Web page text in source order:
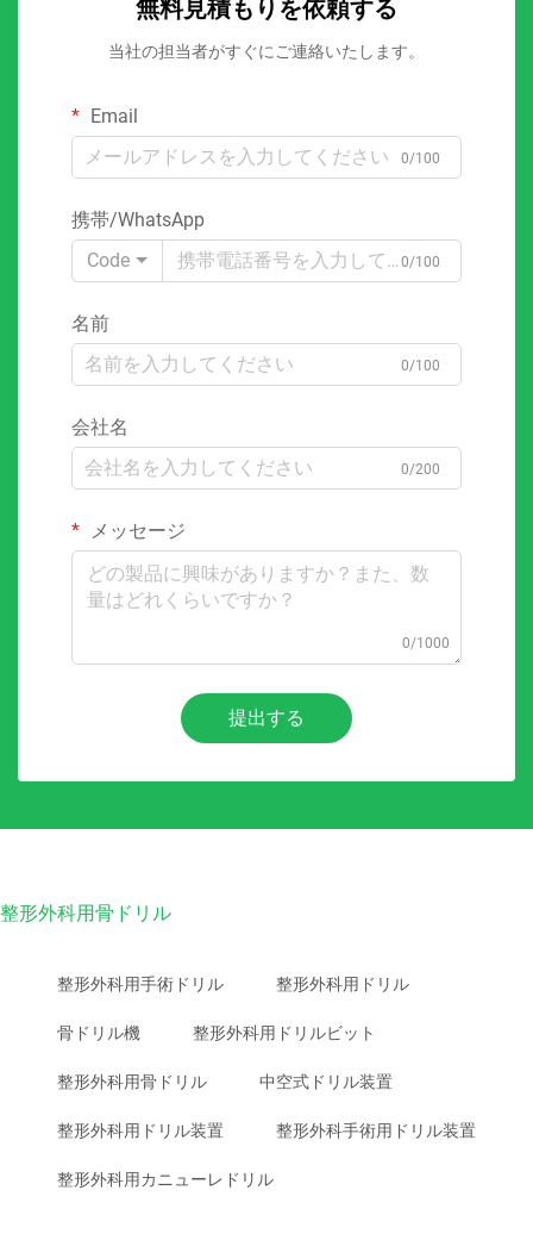
無料見積もりを依頼する
当社の担当者がすぐにご連絡いたします。
Email
0/100
携帯/WhatsApp
Code
0/100
名前
0/100
会社名
0/200
メッセージ
0/1000
提出する
整形外科用骨ドリル
整形外科用手術ドリル 整形外科用ドリル
骨ドリル機 整形外科用ドリルビット
整形外科用骨ドリル 中空式ドリル装置
整形外科用ドリル装置 整形外科手術用ドリル装置
整形外科用カニューレドリル